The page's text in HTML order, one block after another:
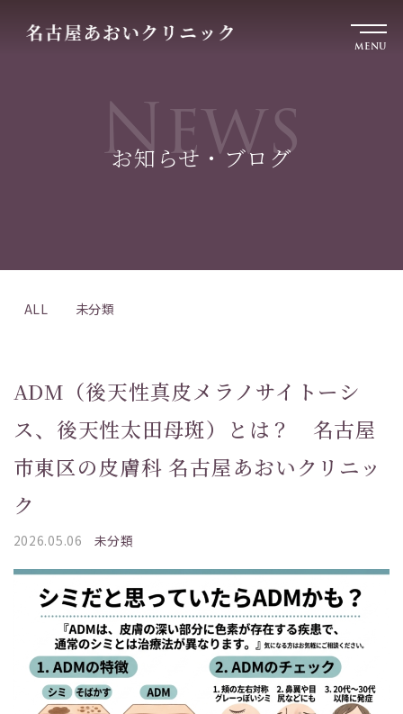
MENU
News
お知らせ・ブログ
ALL 未分類
ADM（後天性真皮メラノサイトーシ
ス、後天性太田母斑）とは？ 名古屋
市東区の皮膚科 名古屋あおいクリニッ
ク
2026.05.06 未分類